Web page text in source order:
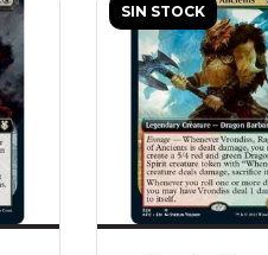
SIN STOCK